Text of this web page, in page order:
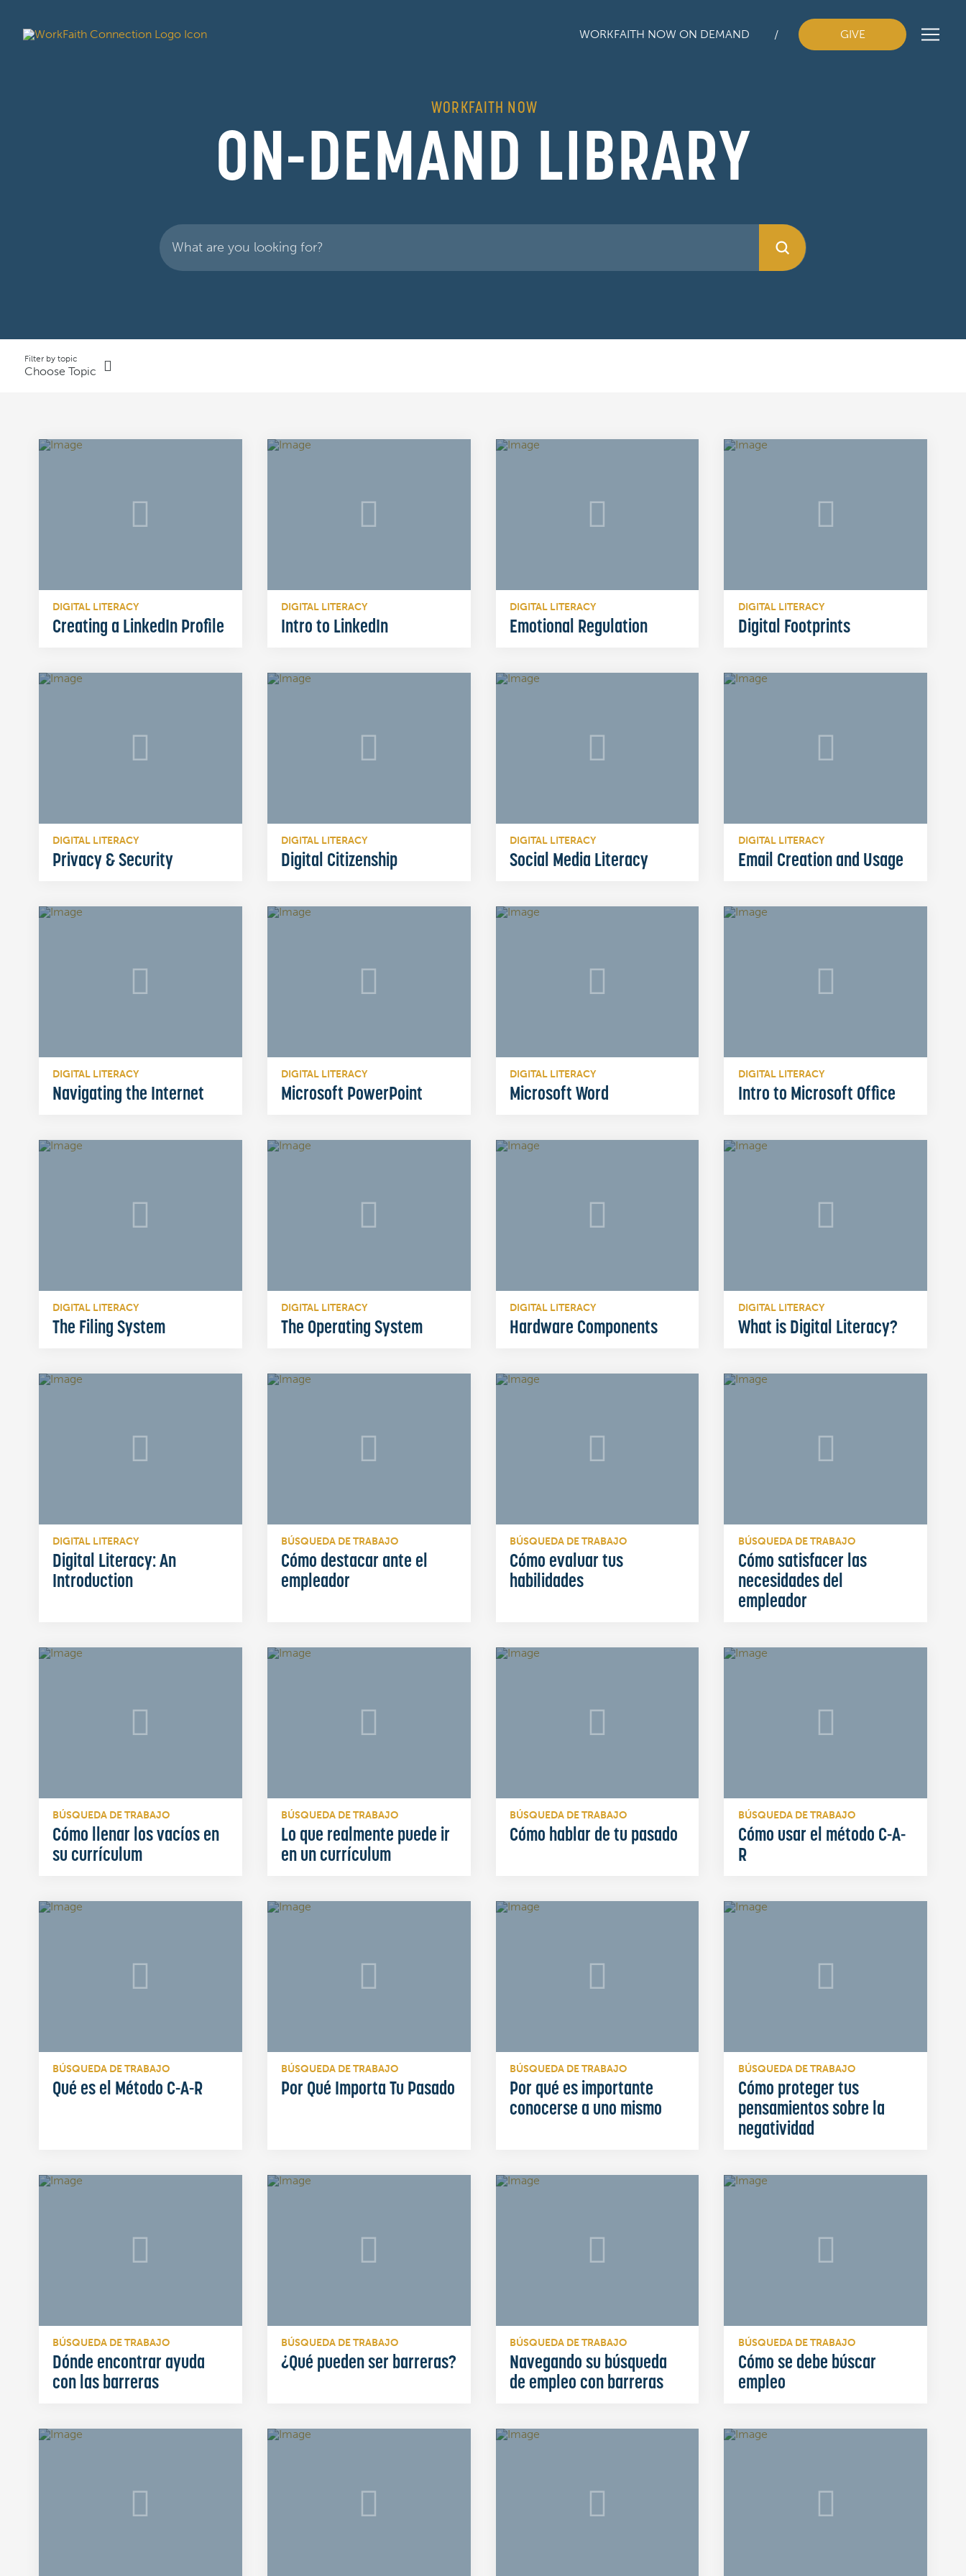
WORKFAITH NOW ON DEMAND GIVE
WORKFAITH NOW
ON-DEMAND LIBRARY
Search
Submit
Filter by topic
Choose Topic
DIGITAL LITERACY
Creating a LinkedIn Profile
DIGITAL LITERACY
Intro to LinkedIn
DIGITAL LITERACY
Emotional Regulation
DIGITAL LITERACY
Digital Footprints
DIGITAL LITERACY
Privacy & Security
DIGITAL LITERACY
Digital Citizenship
DIGITAL LITERACY
Social Media Literacy
DIGITAL LITERACY
Email Creation and Usage
DIGITAL LITERACY
Navigating the Internet
DIGITAL LITERACY
Microsoft PowerPoint
DIGITAL LITERACY
Microsoft Word
DIGITAL LITERACY
Intro to Microsoft Office
DIGITAL LITERACY
The Filing System
DIGITAL LITERACY
The Operating System
DIGITAL LITERACY
Hardware Components
DIGITAL LITERACY
What is Digital Literacy?
DIGITAL LITERACY
Digital Literacy: An
Introduction
BÚSQUEDA DE TRABAJO
Cómo destacar ante el
empleador
BÚSQUEDA DE TRABAJO
Cómo evaluar tus
habilidades
BÚSQUEDA DE TRABAJO
Cómo satisfacer las
necesidades del
empleador
BÚSQUEDA DE TRABAJO
Cómo llenar los vacíos en
su currículum
BÚSQUEDA DE TRABAJO
Lo que realmente puede ir
en un currículum
BÚSQUEDA DE TRABAJO
Cómo hablar de tu pasado
BÚSQUEDA DE TRABAJO
Cómo usar el método C-A-
R
BÚSQUEDA DE TRABAJO
Qué es el Método C-A-R
BÚSQUEDA DE TRABAJO
Por Qué Importa Tu Pasado
BÚSQUEDA DE TRABAJO
Por qué es importante
conocerse a uno mismo
BÚSQUEDA DE TRABAJO
Cómo proteger tus
pensamientos sobre la
negatividad
BÚSQUEDA DE TRABAJO
Dónde encontrar ayuda
con las barreras
BÚSQUEDA DE TRABAJO
¿Qué pueden ser barreras?
BÚSQUEDA DE TRABAJO
Navegando su búsqueda
de empleo con barreras
BÚSQUEDA DE TRABAJO
Cómo se debe búscar
empleo